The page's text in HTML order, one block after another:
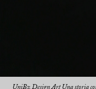
UniBz Design Art Una storia